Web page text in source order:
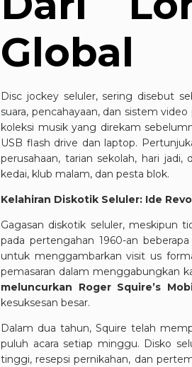
Global
Disc jockey seluler, sering disebut
suara, pencahayaan, dan sistem
koleksi musik yang direkam
USB flash drive dan laptop.
perusahaan, tarian sekolah, hari
kedai, klub malam, dan pesta blok.
Kelahiran Diskotik Seluler: Ide
Gagasan diskotik seluler, meskipun
pada pertengahan 1960-an
untuk menggambarkanvisit us
pemasaran dalam menggabungkan
meluncurkan Roger Squire’s
kesuksesan besar.
Dalam dua tahun, Squire telah
puluh acara setiap minggu. Disko
tinggi, resepsi pernikahan, dan